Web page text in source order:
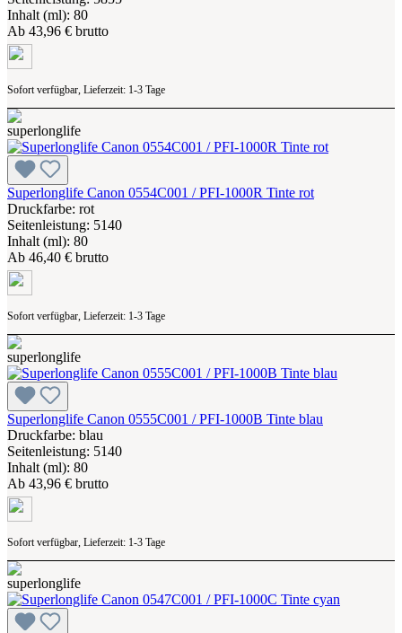
Inhalt (ml): 80
Ab 43,96 € brutto
Sofort verfügbar, Lieferzeit: 1-3 Tage
Superlonglife Canon 0554C001 / PFI-1000R Tinte rot
Druckfarbe: rot
Seitenleistung: 5140
Inhalt (ml): 80
Ab 46,40 € brutto
Sofort verfügbar, Lieferzeit: 1-3 Tage
Superlonglife Canon 0555C001 / PFI-1000B Tinte blau
Druckfarbe: blau
Seitenleistung: 5140
Inhalt (ml): 80
Ab 43,96 € brutto
Sofort verfügbar, Lieferzeit: 1-3 Tage